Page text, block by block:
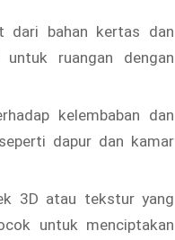
dari bahan kertas dan
ruangan dengan
kelembaban dan
dapur dan kamar
3D atau tekstur yang
untuk menciptakan